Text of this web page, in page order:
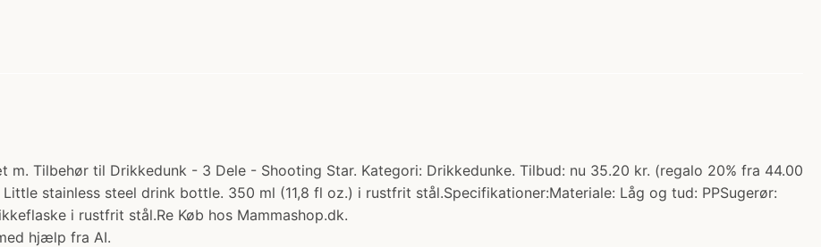
Tilbehør til Drikkedunk - 3 Dele - Shooting Star. Kategori: Drikkedunke. Tilbud: nu 35.20 kr. (regalo 20% fra 44.00
stainless steel drink bottle. 350 ml (11,8 fl oz.) i rustfrit stål.Specifikationer:Materiale: Låg og tud: PPSugerør:
i rustfrit stål.Re Køb hos Mammashop.dk.
hjælp fra AI.